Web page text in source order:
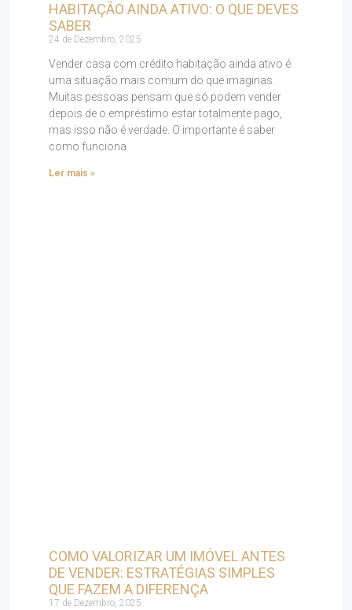
HABITAÇÃO AINDA ATIVO: O QUE DEVES
SABER
24 de Dezembro, 2025
Vender casa com crédito habitação ainda ativo é
uma situação mais comum do que imaginas.
Muitas pessoas pensam que só podem vender
depois de o empréstimo estar totalmente pago,
mas isso não é verdade. O importante é saber
como funciona
Ler mais »
COMO VALORIZAR UM IMÓVEL ANTES
DE VENDER: ESTRATÉGIAS SIMPLES
QUE FAZEM A DIFERENÇA
17 de Dezembro, 2025